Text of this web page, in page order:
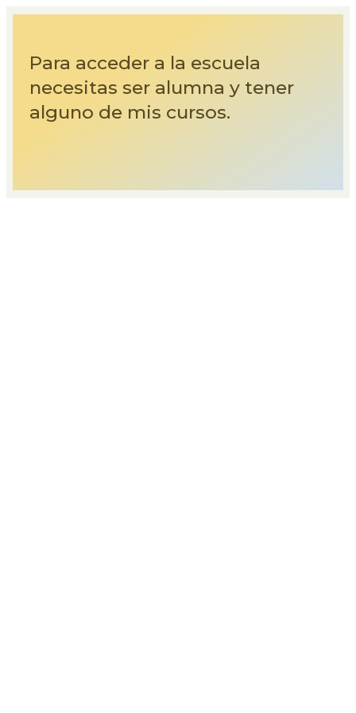
Para acceder a la escuela
necesitas ser alumna y tener
alguno de mis cursos.